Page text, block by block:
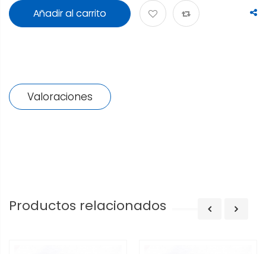
Añadir al carrito
Valoraciones
Productos relacionados